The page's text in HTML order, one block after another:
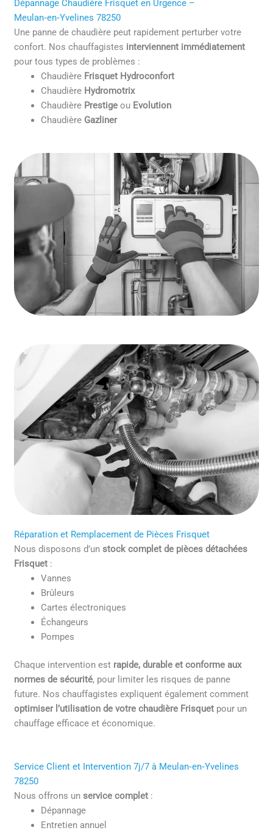
Dépannage Chaudière Frisquet en Urgence –
Meulan‑en‑Yvelines 78250
Une panne de chaudière peut rapidement perturber votre
confort. Nos chauffagistes interviennent immédiatement
pour tous types de problèmes :
Chaudière Frisquet Hydroconfort
Chaudière Hydromotrix
Chaudière Prestige ou Evolution
Chaudière Gazliner
Réparation et Remplacement de Pièces Frisquet
Nous disposons d’unstock complet de pièces détachées
Frisquet :
Vannes
Brûleurs
Cartes électroniques
Échangeurs
Pompes
Chaque intervention est rapide, durable et conforme aux
normes de sécurité, pour limiter les risques de panne
future. Nos chauffagistes expliquent également comment
optimiser l’utilisation de votre chaudière Frisquet pour un
chauffage efficace et économique.
Service Client et Intervention 7j/7 à Meulan‑en‑Yvelines
78250
Nous offrons unservice complet :
Dépannage
Entretien annuel